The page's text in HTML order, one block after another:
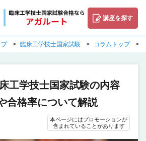
講座を探す
臨床工学技士国家試験 コラムトップ
工学技士国家試験の内容
合格率について解説
本ページにはプロモーションが
含まれていることがあります